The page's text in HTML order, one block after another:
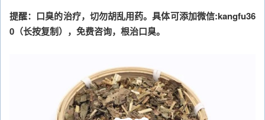
提醒：口臭的治疗，切勿胡乱用药。具体可添加微信:kangfu36
0（长按复制），免费咨询，根治口臭。